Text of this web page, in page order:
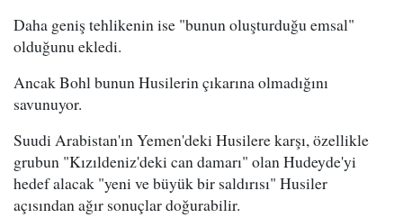
Daha geniş tehlikenin ise "bunun oluşturduğu emsal"
olduğunu ekledi.
Ancak Bohl bunun Husilerin çıkarına olmadığını
savunuyor.
Suudi Arabistan'ın Yemen'deki Husilere karşı, özellikle
grubun "Kızıldeniz'deki can damarı" olan Hudeyde'yi
hedef alacak "yeni ve büyük bir saldırısı" Husiler
açısından ağır sonuçlar doğurabilir.